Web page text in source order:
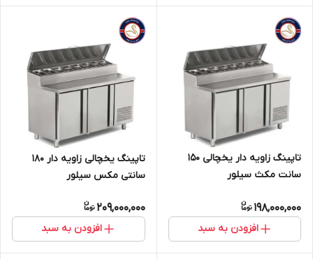
تاپینگ زاویه دار یخچالی 150
سانت مکث سیلور
198,000,000
افزودن به سبد
تاپینگ یخچالی زاویه دار 180
سانتی مکس سیلور
209,000,000
افزودن به سبد